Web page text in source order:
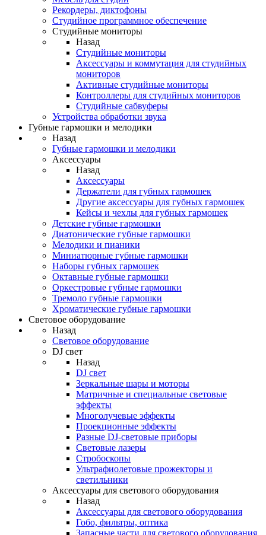
Рекордеры, диктофоны
Студийное программное обеспечение
Студийные мониторы
Назад
Студийные мониторы
Аксессуары и коммутация для студийных
мониторов
Активные студийные мониторы
Контроллеры для студийных мониторов
Студийные сабвуферы
Устройства обработки звука
Губные гармошки и мелодики
Назад
Губные гармошки и мелодики
Аксессуары
Назад
Аксессуары
Держатели для губных гармошек
Другие аксессуары для губных гармошек
Кейсы и чехлы для губных гармошек
Детские губные гармошки
Диатонические губные гармошки
Мелодики и пианики
Миниатюрные губные гармошки
Наборы губных гармошек
Октавные губные гармошки
Оркестровые губные гармошки
Тремоло губные гармошки
Хроматические губные гармошки
Световое оборудование
Назад
Световое оборудование
DJ свет
Назад
DJ свет
Зеркальные шары и моторы
Матричные и специальные световые
эффекты
Многолучевые эффекты
Проекционные эффекты
Разные DJ-световые приборы
Световые лазеры
Стробоскопы
Ультрафиолетовые прожекторы и
светильники
Аксессуары для светового оборудования
Назад
Аксессуары для светового оборудования
Гобо, фильтры, оптика
Запасные части для светового оборудования